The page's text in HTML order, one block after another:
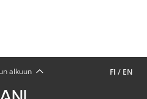
FI / EN
alkuun